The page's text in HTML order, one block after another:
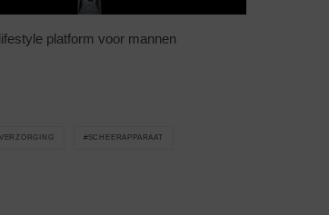
platform voor mannen
SCHEERAPPARAAT